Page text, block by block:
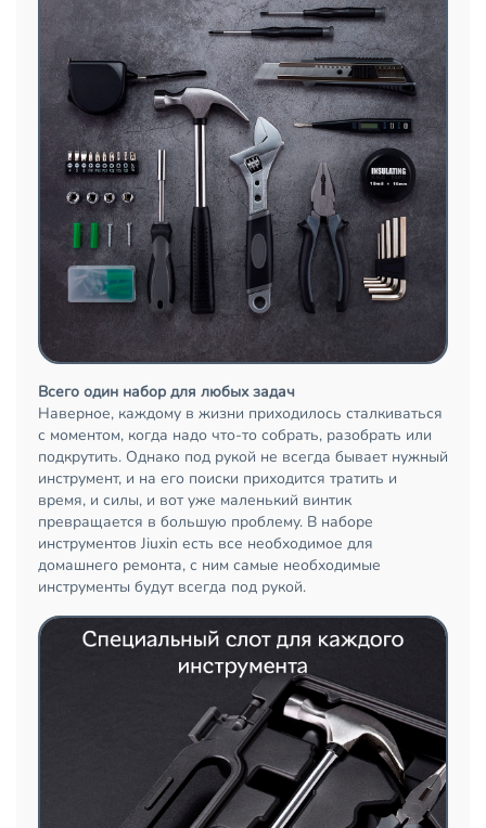
Всего один набор для любых задач
Наверное, каждому в жизни приходилось сталкиваться
с моментом, когда надо что-то собрать, разобрать или
подкрутить. Однако под рукой не всегда бывает нужный
инструмент, и на его поиски приходится тратить и
время, и силы, и вот уже маленький винтик
превращается в большую проблему. В наборе
инструментов Jiuxin есть все необходимое для
домашнего ремонта, с ним самые необходимые
инструменты будут всегда под рукой.